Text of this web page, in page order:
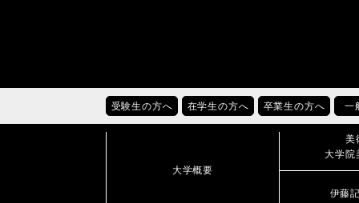
受験生の方へ 在学生の方へ 卒業生の方へ 一
大学概要
美
大学院
伊藤